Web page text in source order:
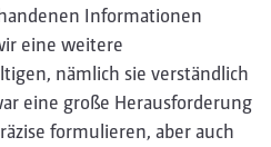
Informationen
eine weitere
nämlich sie verständlich
eine große Herausforderung
formulieren, aber auch